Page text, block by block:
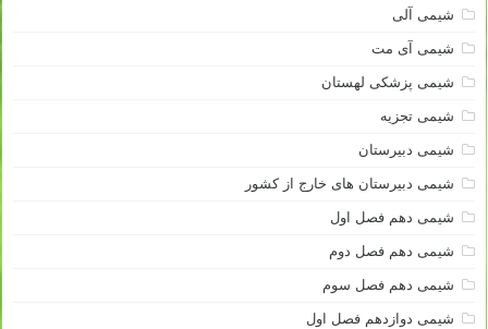
شیمی آلی
شیمی آی مت
شیمی پزشکی لهستان
شیمی تجزیه
شیمی دبیرستان
شیمی دبیرستان های خارج از کشور
شیمی دهم فصل اول
شیمی دهم فصل دوم
شیمی دهم فصل سوم
شیمی دوازدهم فصل اول